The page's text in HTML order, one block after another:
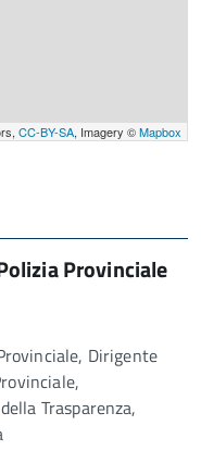
CC-BY-SA, Imagery ©Mapbox
Provinciale
Dirigente
Trasparenza,